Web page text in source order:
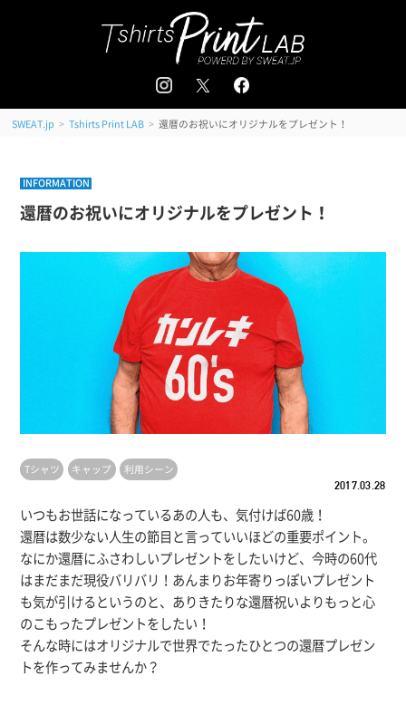
追加注文はこちら
会員登録 / ログイン
SWEAT.jp > Tshirts Print LAB > 還暦のお祝いにオリジナルをプレゼント！
INFORMATION
還暦のお祝いにオリジナルをプレゼント！
Tシャツ キャップ 利用シーン
2017.03.28
いつもお世話になっているあの人も、気付けば60歳！
還暦は数少ない人生の節目と言っていいほどの重要ポイント。
なにか還暦にふさわしいプレゼントをしたいけど、今時の60代
はまだまだ現役バリバリ！あんまりお年寄りっぽいプレゼント
も気が引けるというのと、ありきたりな還暦祝いよりもっと心
のこもったプレゼントをしたい！
そんな時にはオリジナルで世界でたったひとつの還暦プレゼン
トを作ってみませんか？